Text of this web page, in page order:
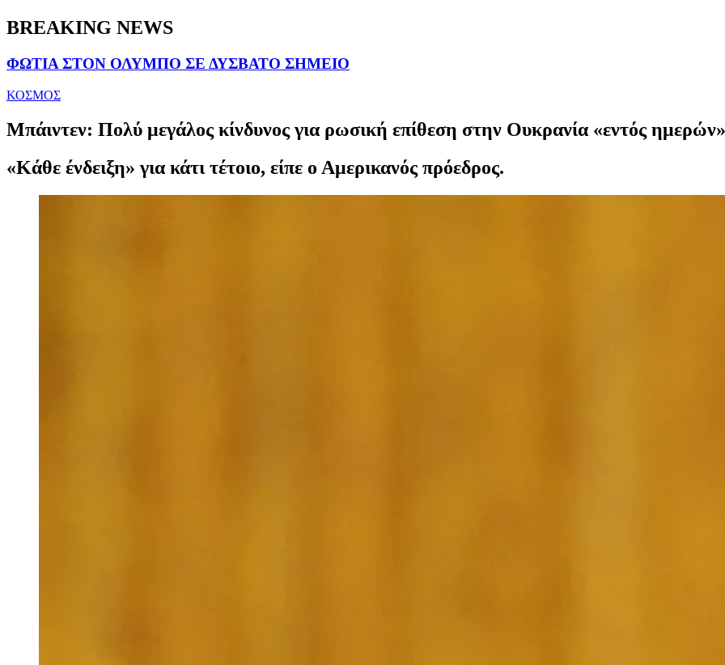
BREAKING NEWS
ΦΩΤΙΑ ΣΤΟΝ ΟΛΥΜΠΟ ΣΕ ΔΥΣΒΑΤΟ ΣΗΜΕΙΟ
ΚΟΣΜΟΣ
Μπάιντεν: Πολύ μεγάλος κίνδυνος για ρωσική επίθεση στην Ουκρανία «εντός ημερών»
«Κάθε ένδειξη» για κάτι τέτοιο, είπε ο Αμερικανός πρόεδρος.